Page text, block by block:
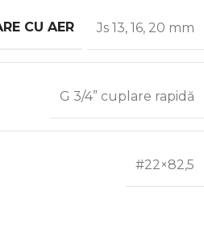
CU AER Js 13, 16, 20 mm
G 3/4” cuplare rapidă
#22×82,5